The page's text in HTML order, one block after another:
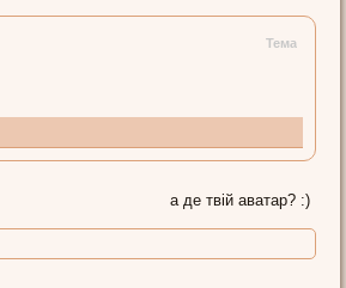
Тема
а де твій аватар? :)